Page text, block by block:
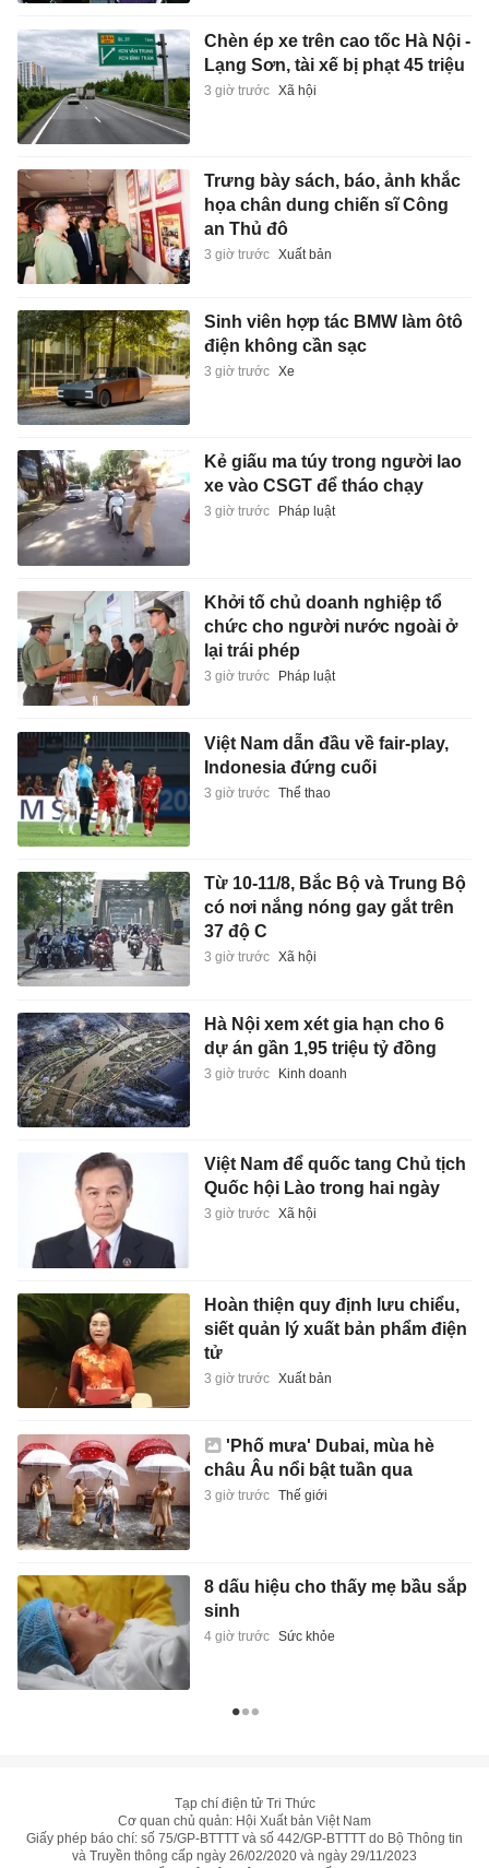
Chèn ép xe trên cao tốc Hà Nội -
Lạng Sơn, tài xế bị phạt 45 triệu
3 giờ trước Xã hội
Trưng bày sách, báo, ảnh khắc
họa chân dung chiến sĩ Công
an Thủ đô
3 giờ trước Xuất bản
Sinh viên hợp tác BMW làm ôtô
điện không cần sạc
3 giờ trước Xe
Kẻ giấu ma túy trong người lao
xe vào CSGT để tháo chạy
3 giờ trước Pháp luật
Khởi tố chủ doanh nghiệp tổ
chức cho người nước ngoài ở
lại trái phép
3 giờ trước Pháp luật
Việt Nam dẫn đầu về fair-play,
Indonesia đứng cuối
3 giờ trước Thể thao
Từ 10-11/8, Bắc Bộ và Trung Bộ
có nơi nắng nóng gay gắt trên
37 độ C
3 giờ trước Xã hội
Hà Nội xem xét gia hạn cho 6
dự án gần 1,95 triệu tỷ đồng
3 giờ trước Kinh doanh
Việt Nam để quốc tang Chủ tịch
Quốc hội Lào trong hai ngày
3 giờ trước Xã hội
Hoàn thiện quy định lưu chiểu,
siết quản lý xuất bản phẩm điện
tử
3 giờ trước Xuất bản
'Phố mưa' Dubai, mùa hè
châu Âu nổi bật tuần qua
3 giờ trước Thế giới
8 dấu hiệu cho thấy mẹ bầu sắp
sinh
4 giờ trước Sức khỏe
Tạp chí điện tử Tri Thức
Cơ quan chủ quản: Hội Xuất bản Việt Nam
Giấy phép báo chí: số 75/GP-BTTTT và số 442/GP-BTTTT do Bộ Thông tin
và Truyền thông cấp ngày 26/02/2020 và ngày 29/11/2023